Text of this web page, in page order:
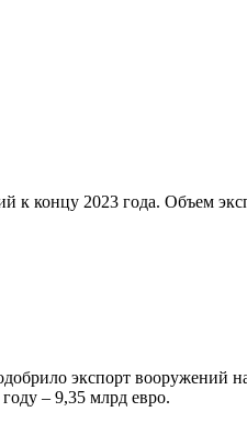
к концу 2023 года. Объем
экспорт
– 9,35 млрд евро.